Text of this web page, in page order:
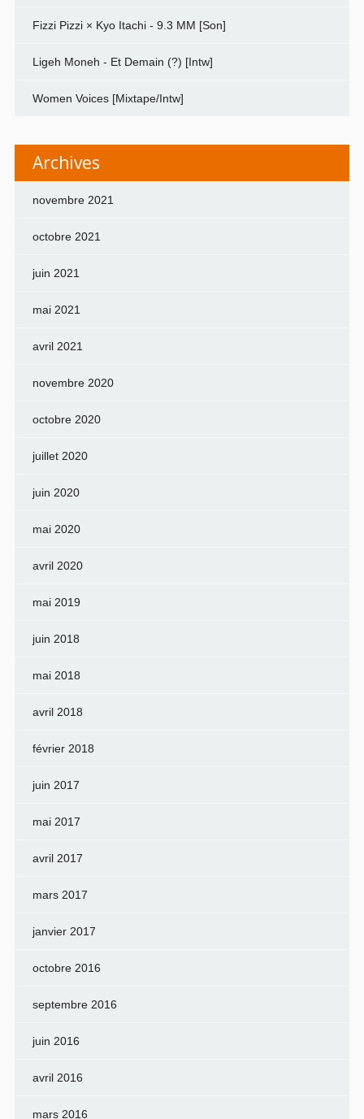
Fizzi Pizzi × Kyo Itachi - 9.3 MM [Son]
Ligeh Moneh - Et Demain (?) [Intw]
Women Voices [Mixtape/Intw]
Archives
novembre 2021
octobre 2021
juin 2021
mai 2021
avril 2021
novembre 2020
octobre 2020
juillet 2020
juin 2020
mai 2020
avril 2020
mai 2019
juin 2018
mai 2018
avril 2018
février 2018
juin 2017
mai 2017
avril 2017
mars 2017
janvier 2017
octobre 2016
septembre 2016
juin 2016
avril 2016
mars 2016